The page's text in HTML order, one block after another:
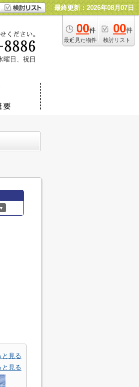
最終更新：2026年08月07日
00件
最近見た物件
00件
検討リスト
曜日、祝日
▼
と見る
と見る